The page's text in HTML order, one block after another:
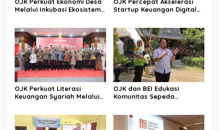
Melalui Inkubasi Ekosistem
Startup Keuangan Digital
OJK Perkuat Literasi
Keuangan Syariah Melalui
OJK dan BEI Edukasi
Komunitas Sepeda